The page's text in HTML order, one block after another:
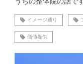
イメージ通り
価値提供